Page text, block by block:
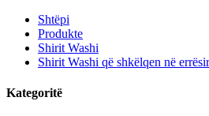
Shtëpi
Produkte
Shirit Washi
Shirit Washi që shkëlqen në
Kategoritë